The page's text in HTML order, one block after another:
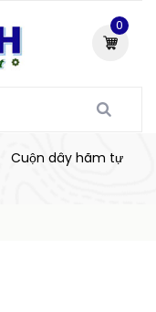
0
Cuộn dây hãm tự